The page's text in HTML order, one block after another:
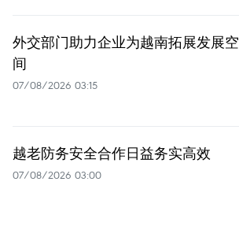
外交部门助力企业为越南拓展发展空
间
07/08/2026 03:15
越老防务安全合作日益务实高效
07/08/2026 03:00